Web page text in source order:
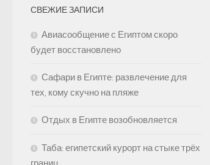
СВЕЖИЕ ЗАПИСИ
Авиасообщение с Египтом скоро
будет восстановлено
Сафари в Египте: развлечение для
тех, кому скучно на пляже
Отдых в Египте возобновляется
Таба: египетский курорт на стыке трёх